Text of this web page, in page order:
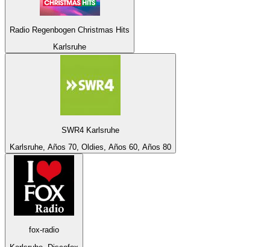
Radio Regenbogen Christmas Hits
Karlsruhe
SWR4 Karlsruhe
Karlsruhe, Años 70, Oldies, Años 60, Años 80
fox-radio